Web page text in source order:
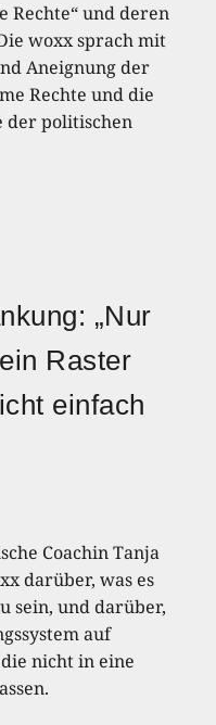
Rechte“ und deren
woxx sprach mit
Aneignung der
Rechte und die
der politischen
„Nur
Raster
einfach
Coachin Tanja
darüber, was es
sein, und darüber,
auf
nicht in eine